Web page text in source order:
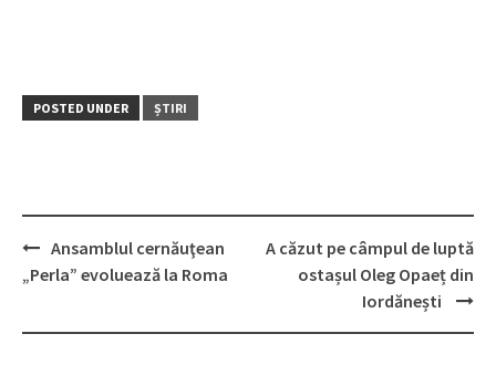
POSTED UNDER ȘTIRI
Post
Ansamblul cernăuţean
„Perla” evoluează la Roma
A căzut pe câmpul de luptă
ostașul Oleg Opaeț din
Iordănești